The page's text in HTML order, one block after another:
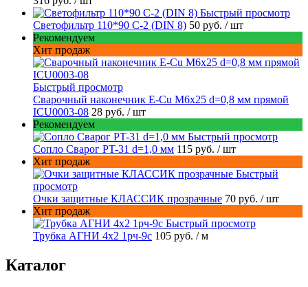
Быстрый просмотр
Светофильтр 110*90 С-2 (DIN 8) 50 руб. / шт
Рекомендуем
Хит продаж
Быстрый просмотр
Сварочный наконечник E-Cu M6x25 d=0,8 мм прямой
ICU0003-08 28 руб. / шт
Рекомендуем
Быстрый просмотр
Сопло Сварог PT-31 d=1,0 мм 115 руб. / шт
Хит продаж
Быстрый
просмотр
Очки защитные КЛАССИК прозрачные 70 руб. / шт
Хит продаж
Быстрый просмотр
Трубка АГНИ 4х2 1рч-9с 105 руб. / м
Каталог